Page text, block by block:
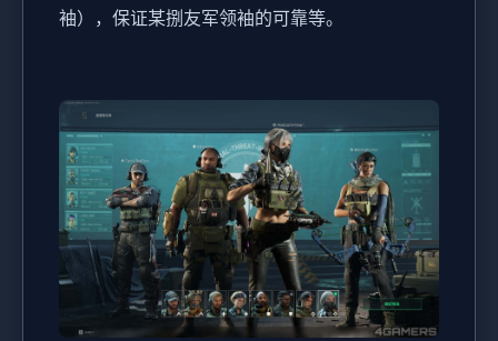
袖），保证某捌友军领袖的可靠等。